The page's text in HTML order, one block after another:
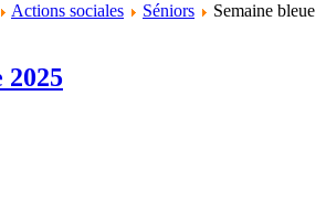
Actions sociales Séniors
Semaine bleue
2025